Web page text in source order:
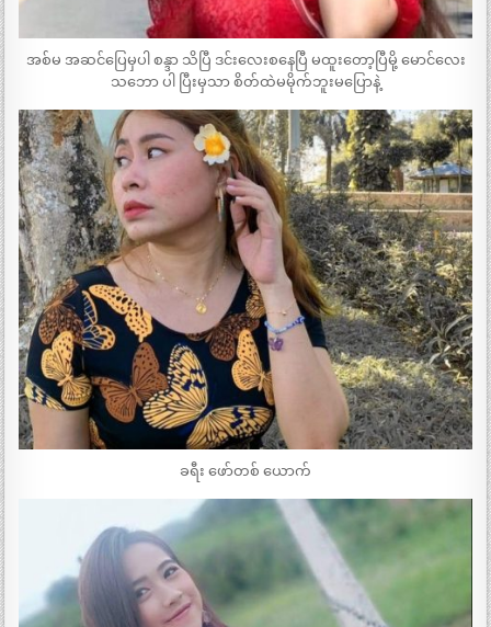
အစ်မ အဆင်ပြေမှပါ စန္ဒာ သိပြီ ဒင်းလေးစနေပြီ မထူးတော့ပြီမို့ မောင်လေး
သဘော ပါ ပြီးမှသာ စိတ်ထဲမမိုက်ဘူးမပြောနဲ့
ခရီး ဖော်တစ် ယောက်